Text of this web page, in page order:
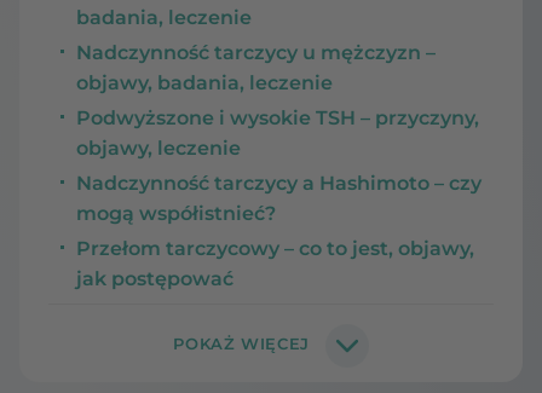
badania, leczenie
Nadczynność tarczycy u mężczyzn –
objawy, badania, leczenie
Podwyższone i wysokie TSH – przyczyny,
objawy, leczenie
Nadczynność tarczycy a Hashimoto – czy
mogą współistnieć?
Przełom tarczycowy – co to jest, objawy,
jak postępować